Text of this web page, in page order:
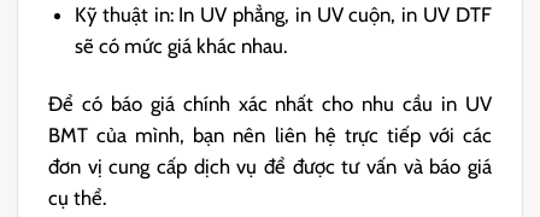
Kỹ thuật in: In UV phẳng, in UV cuộn, in UV DTF
sẽ có mức giá khác nhau.
Để có báo giá chính xác nhất cho nhu cầu in UV
BMT của mình, bạn nên liên hệ trực tiếp với các
đơn vị cung cấp dịch vụ để được tư vấn và báo giá
cụ thể.